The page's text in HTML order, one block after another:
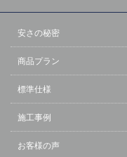
安さの秘密
商品プラン
標準仕様
施工事例
お客様の声